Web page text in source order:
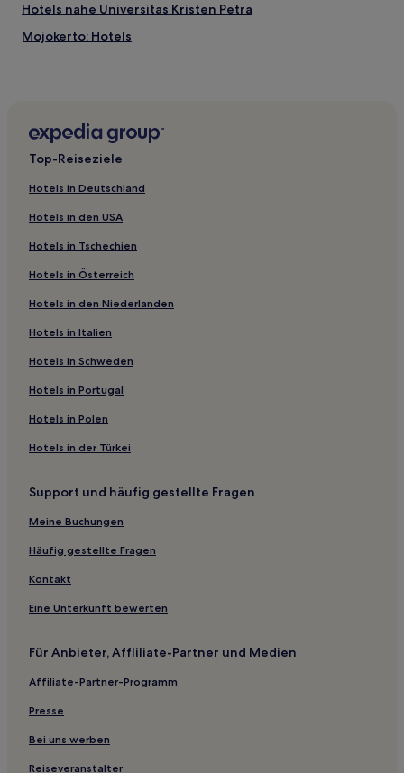
Hotels nahe Universitas Kristen Petra
Mojokerto: Hotels
Hotels nahe Alun Alun Blitar
Sidoarjo: Hotels
Bojonegoro: Hotels
Nganjuk: Hotels
Hotels nahe Alun-Alun Tugu Malang
Hotels nahe Universitas Islam Negeri Sunan Ampel
Malang: Hotels
Hotels nahe Blimbing Station
Pacitan: Hotels
Top-Reiseziele
Hotels in Deutschland
Hotels in den USA
Hotels in Tschechien
Hotels in Österreich
Hotels in den Niederlanden
Hotels in Italien
Hotels in Schweden
Hotels in Portugal
Hotels in Polen
Hotels in der Türkei
Support und häufig gestellte Fragen
Meine Buchungen
Häufig gestellte Fragen
Kontakt
Eine Unterkunft bewerten
Für Anbieter, Affliliate-Partner und Medien
Affiliate-Partner-Programm
Presse
Bei uns werben
Reiseveranstalter